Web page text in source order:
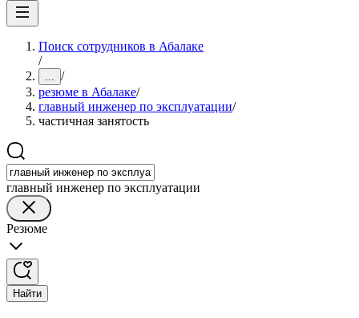
Поиск сотрудников в Абалаке
/
... /
резюме в Абалаке/
главный инженер по эксплуатации/
частичная занятость
главный инженер по эксплуатации
Резюме
Найти